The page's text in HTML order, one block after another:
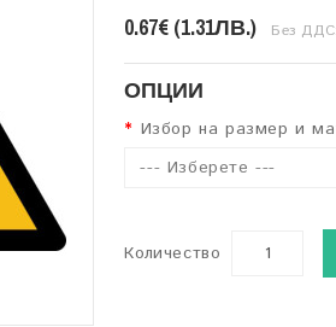
0.67€ (1.31ЛВ.) Без
ОПЦИИ
Избор на размер и
--- Изберете ---
Количество